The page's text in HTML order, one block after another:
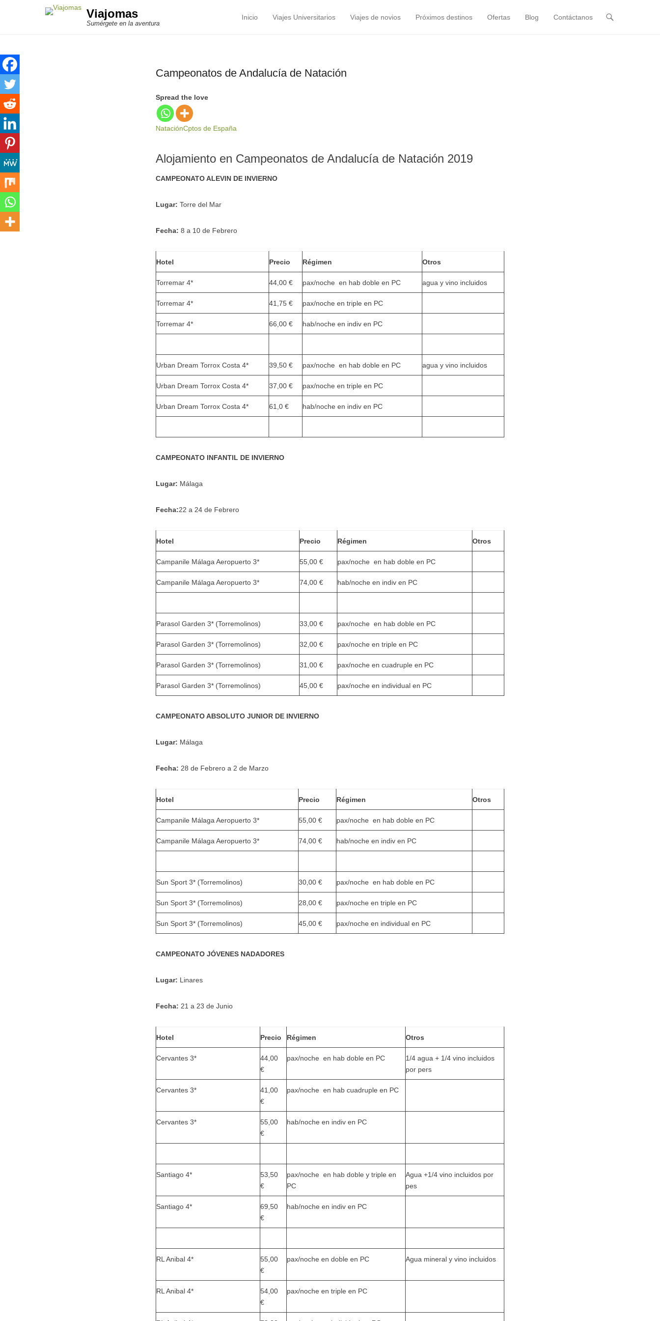
Viajomas
Sumérgete en la aventura
Menú principal
Saltar al contenido
Inicio Viajes Universitarios Viajes de novios Próximos destinos Ofertas Blog Contáctanos
Campeonatos de Andalucía de Natación
Spread the love
NataciónCptos de España
Alojamiento en Campeonatos de Andalucía de Natación 2019
CAMPEONATO ALEVIN DE INVIERNO
Lugar: Torre del Mar
Fecha: 8 a 10 de Febrero
Hotel Precio Régimen Otros
Torremar 4* 44,00 € pax/noche en hab doble en PC agua y vino incluidos
Torremar 4* 41,75 € pax/noche en triple en PC
Torremar 4* 66,00 € hab/noche en indiv en PC
Urban Dream Torrox Costa 4* 39,50 € pax/noche en hab doble en PC agua y vino incluidos
Urban Dream Torrox Costa 4* 37,00 € pax/noche en triple en PC
Urban Dream Torrox Costa 4* 61,0 € hab/noche en indiv en PC
CAMPEONATO INFANTIL DE INVIERNO
Lugar: Málaga
Fecha:22 a 24 de Febrero
Hotel Precio Régimen Otros
Campanile Málaga Aeropuerto 3* 55,00 € pax/noche en hab doble en PC
Campanile Málaga Aeropuerto 3* 74,00 € hab/noche en indiv en PC
Parasol Garden 3* (Torremolinos) 33,00 € pax/noche en hab doble en PC
Parasol Garden 3* (Torremolinos) 32,00 € pax/noche en triple en PC
Parasol Garden 3* (Torremolinos) 31,00 € pax/noche en cuadruple en PC
Parasol Garden 3* (Torremolinos) 45,00 € pax/noche en individual en PC
CAMPEONATO ABSOLUTO JUNIOR DE INVIERNO
Lugar: Málaga
Fecha: 28 de Febrero a 2 de Marzo
Hotel Precio Régimen Otros
Campanile Málaga Aeropuerto 3* 55,00 € pax/noche en hab doble en PC
Campanile Málaga Aeropuerto 3* 74,00 € hab/noche en indiv en PC
Sun Sport 3* (Torremolinos) 30,00 € pax/noche en hab doble en PC
Sun Sport 3* (Torremolinos) 28,00 € pax/noche en triple en PC
Sun Sport 3* (Torremolinos) 45,00 € pax/noche en individual en PC
CAMPEONATO JÓVENES NADADORES
Lugar: Linares
Fecha: 21 a 23 de Junio
Hotel Precio Régimen Otros
Cervantes 3*
44,00
€
pax/noche en hab doble en PC
1/4 agua + 1/4 vino incluidos
por pers
Cervantes 3*
41,00
€
pax/noche en hab cuadruple en PC
Cervantes 3*
55,00
€
hab/noche en indiv en PC
Santiago 4*
53,50
€
pax/noche en hab doble y triple en
PC
Agua +1/4 vino incluidos por
pes
Santiago 4*
69,50
€
hab/noche en indiv en PC
RL Anibal 4*
55,00
€
pax/noche en doble en PC Agua mineral y vino incluidos
RL Anibal 4*
54,00
€
pax/noche en triple en PC